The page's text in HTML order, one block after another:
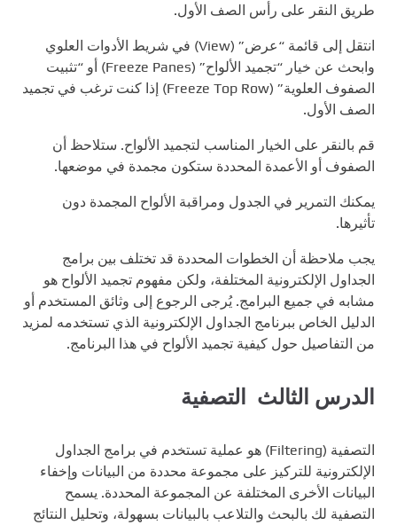
طريق النقر على رأس الصف الأول.
انتقل إلى قائمة “عرض” (View) في شريط الأدوات العلوي
وابحث عن خيار “تجميد الألواح” (Freeze Panes) أو “تثبيت
الصفوف العلوية” (Freeze Top Row) إذا كنت ترغب في تجميد
الصف الأول.
قم بالنقر على الخيار المناسب لتجميد الألواح. ستلاحظ أن
الصفوف أو الأعمدة المحددة ستكون مجمدة في موضعها.
يمكنك التمرير في الجدول ومراقبة الألواح المجمدة دون
تأثيرها.
يجب ملاحظة أن الخطوات المحددة قد تختلف بين برامج
الجداول الإلكترونية المختلفة، ولكن مفهوم تجميد الألواح هو
مشابه في جميع البرامج. يُرجى الرجوع إلى وثائق المستخدم أو
الدليل الخاص ببرنامج الجداول الإلكترونية الذي تستخدمه لمزيد
من التفاصيل حول كيفية تجميد الألواح في هذا البرنامج.
الدرس الثالث التصفية
التصفية (Filtering) هو عملية تستخدم في برامج الجداول
الإلكترونية للتركيز على مجموعة محددة من البيانات وإخفاء
البيانات الأخرى المختلفة عن المجموعة المحددة. يسمح
التصفية لك بالبحث والتلاعب بالبيانات بسهولة، وتحليل النتائج